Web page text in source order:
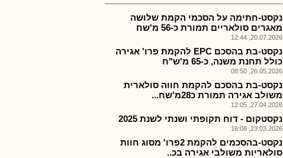
נקסט-חתימה על הסכמי הקמת שלושה
מאגרים סולאריים תמורת כ-56 מ'שח
20.07.2026, 12:44
נקסט-בת בהסכם EPC להקמת פרו' אגירה
כולל תחנת משנה, כ-65 מ'ש"ח
26.05.2026, 08:50
נקסט-בת בהסכם להקמת חווה סולארית
משולב אגירה תמורת כ28מ'שח...
27.04.2026, 12:05
נקסטקום - דוח תקופתי ושנתי לשנת 2025
23.03.2026, 16:08
נקסט-בהסכמים להקמת 2פרו' מסוג חוות
סולאריות משולבי אגירה בכ..